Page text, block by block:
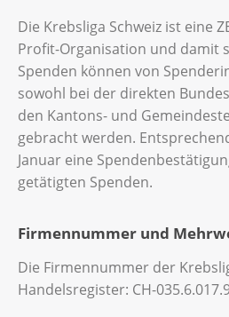
Die Krebsliga Schweiz ist eine
Profit-Organisation und damit
Spenden können von
sowohl bei der direkten
den Kantons- und
gebracht werden.
Januar eine
getätigten Spenden.
Firmennummer und
Die Firmennummer der
Handelsregister: CH-